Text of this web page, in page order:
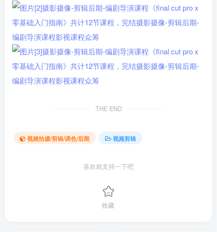
THE END
视频拍摄/剪辑/调色/后期 视频剪辑
喜欢就支持一下吧
收藏